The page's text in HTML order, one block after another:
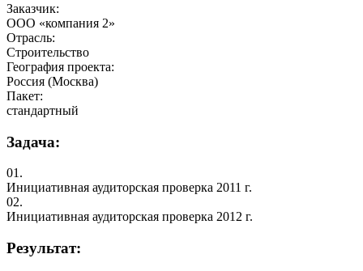
Заказчик:
ООО «компания 2»
Отрасль:
Строительство
География проекта:
Россия (Москва)
Пакет:
стандартный
Задача:
01.
Инициативная аудиторская проверка 2011 г.
02.
Инициативная аудиторская проверка 2012 г.
Результат: